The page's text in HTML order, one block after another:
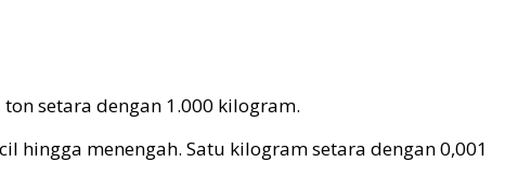
setara dengan 1.000 kilogram.
hingga menengah. Satu kilogram setara dengan 0,001